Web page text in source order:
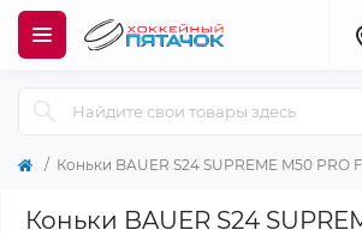
Коньки BAUER S24 SUPREME M50 PRO
Коньки BAUER S24